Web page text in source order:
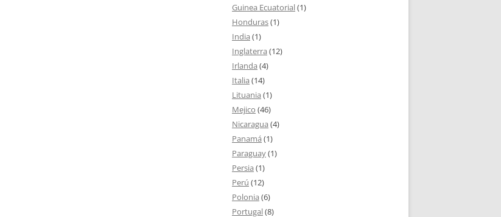
Guinea Ecuatorial(1)
Honduras(1)
India (1)
Inglaterra (12)
Irlanda (4)
Italia (14)
Lituania (1)
Mejico (46)
Nicaragua (4)
Panamá (1)
Paraguay(1)
Persia (1)
Perú (12)
Polonia (6)
Portugal(8)